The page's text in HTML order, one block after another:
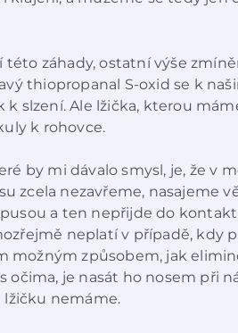
záhady, ostatní výše
thiopropanal S-oxid se k
slzení. Ale lžička, kterou
k rohovce.
by mi dávalo smysl, je, že v
zcela nezavřeme, nasajeme
a ten nepřijde do
neplatí v případě, kdy
možným způsobem, jak
očima, je nasát ho nosem při
lžičku nemáme.